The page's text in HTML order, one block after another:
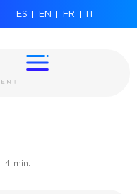
ES EN FR IT
4 min.